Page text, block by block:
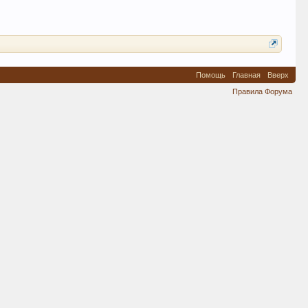
Помощь Главная
Вверх
Правила Форума